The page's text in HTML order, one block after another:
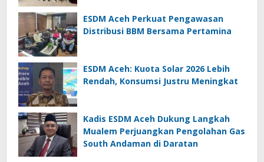
ESDM Aceh Perkuat Pengawasan
Distribusi BBM Bersama Pertamina
ESDM Aceh: Kuota Solar 2026 Lebih
Rendah, Konsumsi Justru Meningkat
Kadis ESDM Aceh Dukung Langkah
Mualem Perjuangkan Pengolahan Gas
South Andaman di Daratan